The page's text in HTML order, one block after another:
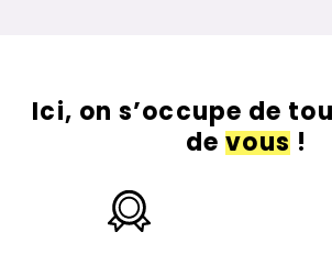
Ici, on s’occupe de
devous!